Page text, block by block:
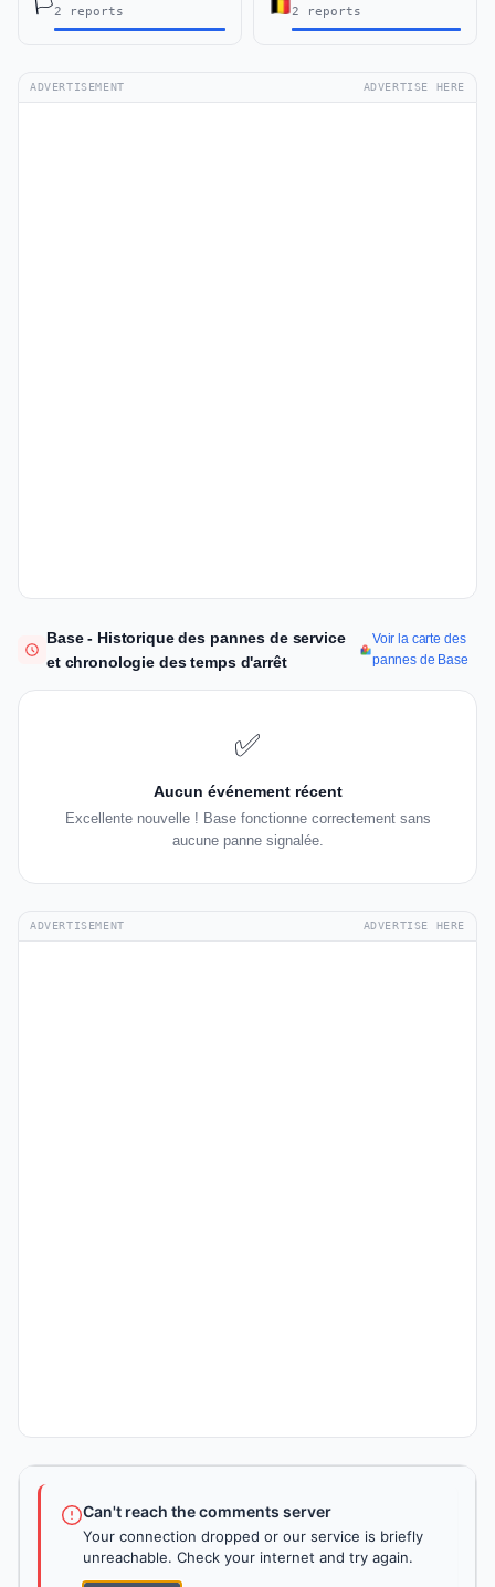
🏳️2 reports 2 reports
ADVERTISEMENT ADVERTISE HERE
Base - Historique des pannes de service
et chronologie des temps d'arrêt
Voir la carte des
pannes de Base
✅
Aucun événement récent
Excellente nouvelle ! Base fonctionne correctement sans
aucune panne signalée.
ADVERTISEMENT ADVERTISE HERE
Can't reach the comments server
Your connection dropped or our service is briefly
unreachable. Check your internet and try again.